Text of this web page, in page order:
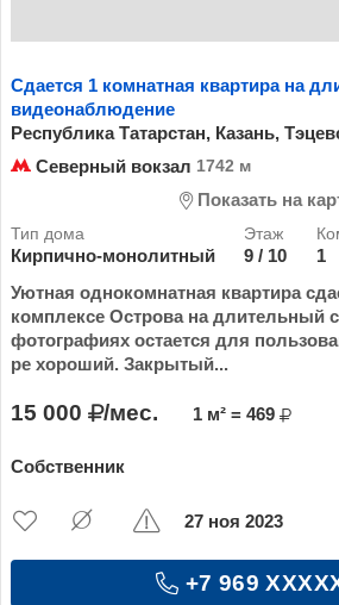
Сдается 1 комнатная квартира на
видеонаблюдение
Республика Татарстан, Казань,
Северный вокзал 1742 м
Показать на
Кирпично-монолитный 9 / 10 1
Уютная однокомнатная квартира
комплексе Острова на длительный
фотографиях остается для
ре хороший. Закрытый...
15 000 /мес. 1 м² = 469
Собственник
+7 969
27 ноя 2023